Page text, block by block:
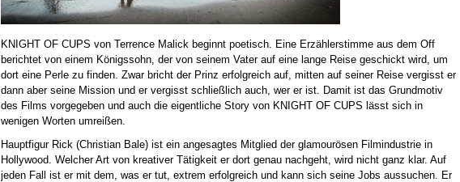
KNIGHT OF CUPS von Terrence Malick beginnt poetisch. Eine Erzählerstimme aus dem Off
berichtet von einem Königssohn, der von seinem Vater auf eine lange Reise geschickt wird, um
dort eine Perle zu finden. Zwar bricht der Prinz erfolgreich auf, mitten auf seiner Reise vergisst er
dann aber seine Mission und er vergisst schließlich auch, wer er ist. Damit ist das Grundmotiv
des Films vorgegeben und auch die eigentliche Story von KNIGHT OF CUPS lässt sich in
wenigen Worten umreißen.
Hauptfigur Rick (Christian Bale) ist ein angesagtes Mitglied der glamourösen Filmindustrie in
Hollywood. Welcher Art von kreativer Tätigkeit er dort genau nachgeht, wird nicht ganz klar. Auf
jeden Fall ist er mit dem, was er tut, extrem erfolgreich und kann sich seine Jobs aussuchen. Er